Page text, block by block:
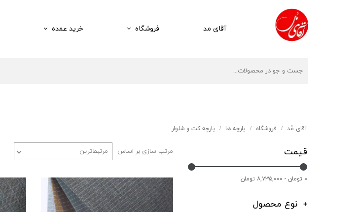
آقای مد فروشگاه خرید عمده
آقای مُد فروشگاه پارچه ها پارچه کت و شلوار
قیمت
۰ تومان - ۸,۷۳۵,۰۰۰ تومان
نوع محصول
مرتب سازی بر اساس مرتبط‌ترین